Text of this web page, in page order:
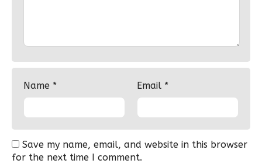
Name * Email *
Save my name, email, and website in this browser
for the next time I comment.